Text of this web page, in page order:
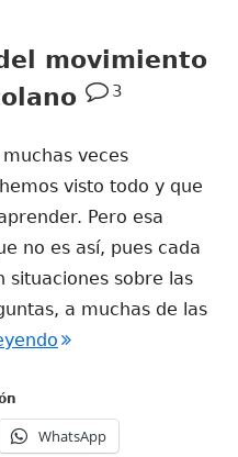
movimiento
3
veces
visto todo y que
Pero esa
no es así, pues cada
situaciones sobre las
a muchas de las
"La degradación
WhatsApp